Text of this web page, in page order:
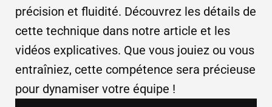
précision et fluidité. Découvrez les détails de
cette technique dans notre article et les
vidéos explicatives. Que vous jouiez ou vous
entraîniez, cette compétence sera précieuse
pour dynamiser votre équipe !